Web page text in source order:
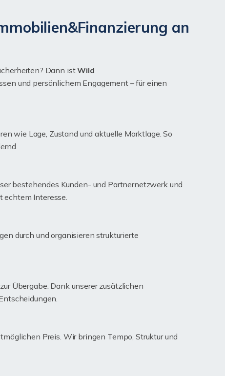
an
Dann istWild
und persönlichem Engagement – für einen
wie Lage, Zustand und aktuelle Marktlage. So
bestehendes Kunden- und Partnernetzwerk und
echtem Interesse.
durch und organisieren strukturierte
Übergabe. Dank unserer zusätzlichen
Preis. Wir bringen Tempo, Struktur und